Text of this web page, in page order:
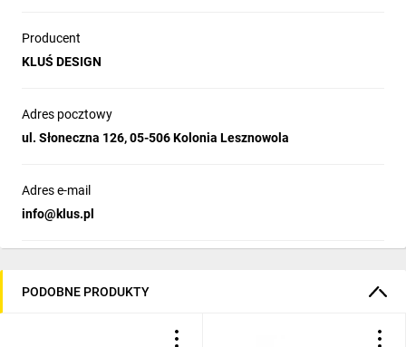
Producent
KLUŚ DESIGN
Adres pocztowy
ul. Słoneczna 126, 05-506 Kolonia Lesznowola
Adres e-mail
info@klus.pl
PODOBNE PRODUKTY